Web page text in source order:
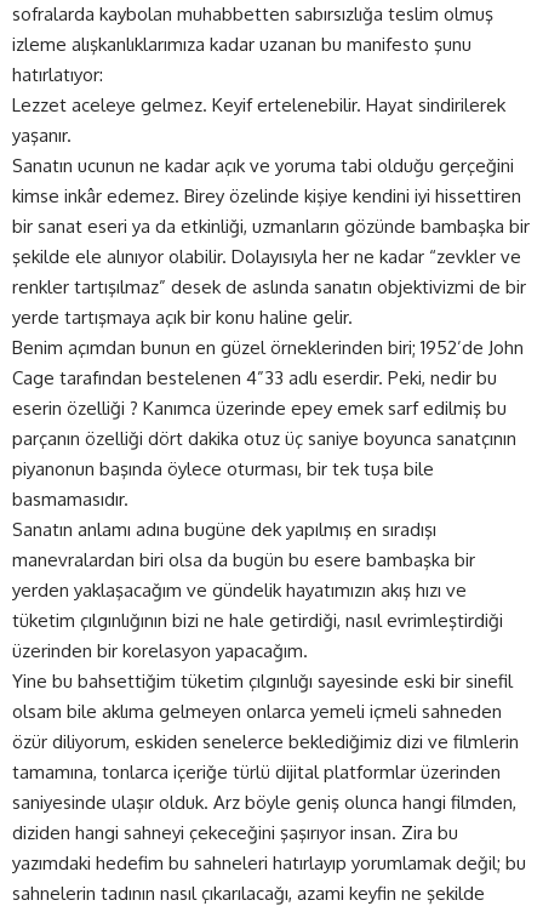
sofralarda kaybolan muhabbetten sabırsızlığa teslim olmuş
izleme alışkanlıklarımıza kadar uzanan bu manifesto şunu
hatırlatıyor:
Lezzet aceleye gelmez. Keyif ertelenebilir. Hayat sindirilerek
yaşanır.
Sanatın ucunun ne kadar açık ve yoruma tabi olduğu gerçeğini
kimse inkâr edemez. Birey özelinde kişiye kendini iyi hissettiren
bir sanat eseri ya da etkinliği, uzmanların gözünde bambaşka bir
şekilde ele alınıyor olabilir. Dolayısıyla her ne kadar “zevkler ve
renkler tartışılmaz” desek de aslında sanatın objektivizmi de bir
yerde tartışmaya açık bir konu haline gelir.
Benim açımdan bunun en güzel örneklerinden biri; 1952’de John
Cage tarafından bestelenen 4”33 adlı eserdir. Peki, nedir bu
eserin özelliği ? Kanımca üzerinde epey emek sarf edilmiş bu
parçanın özelliği dört dakika otuz üç saniye boyunca sanatçının
piyanonun başında öylece oturması, bir tek tuşa bile
basmamasıdır.
Sanatın anlamı adına bugüne dek yapılmış en sıradışı
manevralardan biri olsa da bugün bu esere bambaşka bir
yerden yaklaşacağım ve gündelik hayatımızın akış hızı ve
tüketim çılgınlığının bizi ne hale getirdiği, nasıl evrimleştirdiği
üzerinden bir korelasyon yapacağım.
Yine bu bahsettiğim tüketim çılgınlığı sayesinde eski bir sinefil
olsam bile aklıma gelmeyen onlarca yemeli içmeli sahneden
özür diliyorum, eskiden senelerce beklediğimiz dizi ve filmlerin
tamamına, tonlarca içeriğe türlü dijital platformlar üzerinden
saniyesinde ulaşır olduk. Arz böyle geniş olunca hangi filmden,
diziden hangi sahneyi çekeceğini şaşırıyor insan. Zira bu
yazımdaki hedefim bu sahneleri hatırlayıp yorumlamak değil; bu
sahnelerin tadının nasıl çıkarılacağı, azami keyfin ne şekilde